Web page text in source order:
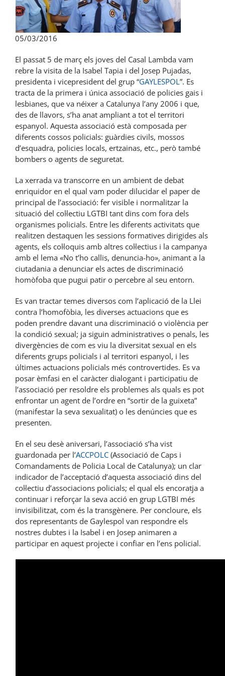
05/03/2016
El passat 5 de març els joves del Casal Lambda vam
rebre la visita de la Isabel Tapia i del Josep Pujadas,
presidenta i vicepresident del grup “GAYLESPOL”. Es
tracta de la primera i única associació de policies gais i
lesbianes, que va néixer a Catalunya l’any 2006 i que,
des de llavors, s’ha anat ampliant a tot el territori
espanyol. Aquesta associació està composada per
diferents cossos policials: guàrdies civils, mossos
d’esquadra, policies locals, ertzainas, etc., però també
bombers o agents de seguretat.
La xerrada va transcorre en un ambient de debat
enriquidor en el qual vam poder dilucidar el paper de
principal de l’associació: fer visible i normalitzar la
situació del col·lectiu LGTBI tant dins com fora dels
organismes policials. Entre les diferents activitats que
realitzen destaquen les sessions formatives dirigides als
agents, els col·loquis amb altres col·lectius i la campanya
amb el lema «No t’ho callis, denuncia-ho», animant a la
ciutadania a denunciar els actes de discriminació
homòfoba que pugui patir o percebre al seu entorn.
Es van tractar temes diversos com l’aplicació de la Llei
contra l’homofòbia, les diverses actuacions que es
poden prendre davant una discriminació o violència per
la condició sexual; ja siguin administratives o penals, les
divergències de com es viu la diversitat sexual en els
diferents grups policials i al territori espanyol, i les
últimes actuacions policials més controvertides. Es va
posar èmfasi en el caràcter dialogant i participatiu de
l’associació per resoldre els problemes als quals es pot
enfrontar un agent de l’ordre en “sortir de la guixeta”
(manifestar la seva sexualitat) o les denúncies que es
presenten.
En el seu desè aniversari, l’associació s’ha vist
guardonada per l’ACCPOLC (Associació de Caps i
Comandaments de Policia Local de Catalunya); un clar
indicador de l’acceptació d’aquesta associació dins del
col·lectiu d’associacions policials; el qual els encoratja a
continuar i reforçar la seva acció en grup LGTBI més
invisibilitzat, com és la transgènere. Per concloure, els
dos representants de Gaylespol van respondre els
nostres dubtes i la Isabel i en Josep animaren a
participar en aquest projecte i confiar en l’ens policial.